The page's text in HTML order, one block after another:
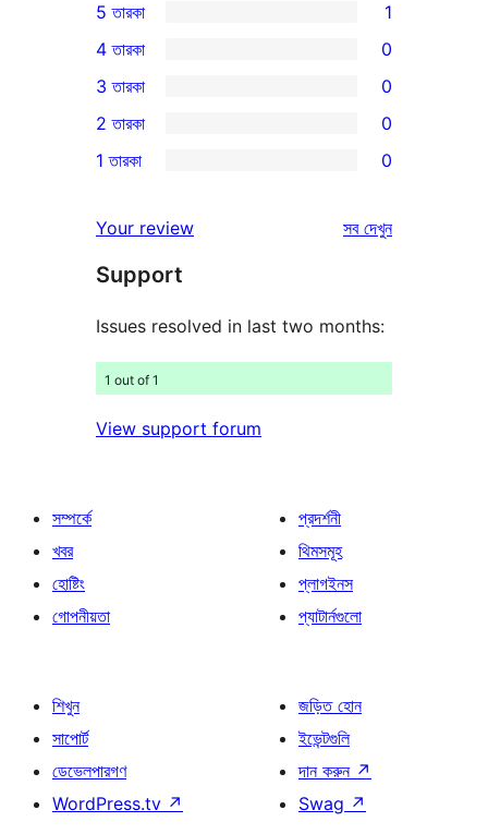
1টি
5-
স্টার
রিভিউ
5 তারকা 1
4-
স্টার
রিভিউ
4 তারকা 0
0টি
3-
স্টার
3 তারকা 0
2-
রিভিউ
2 তারকা 0
স্টার
রিভিউ
1 তারকা 0
Your review সবরিভিউ
দেখুন
Support
Issues resolved in last two months:
1 out of 1
View support forum
সম্পর্কে
খবর
হোষ্টিং
গোপনীয়তা
প্রদর্শনী
থিমসমূহ
প্লাগইনস
প্যাটার্নগুলো
শিখুন
সাপোর্ট
ডেভেলপারগণ
WordPress.tv ↗
জড়িত হোন
ইভেন্টগুলি
দান করুন ↗
Swag ↗